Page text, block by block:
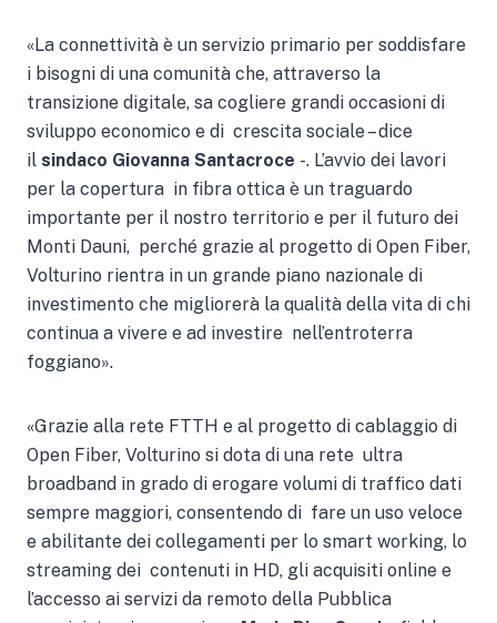
«La connettività è un servizio primario per soddisfare
i bisogni di una comunità che, attraverso la
transizione digitale, sa cogliere grandi occasioni di
sviluppo economico e di crescita sociale – dice
il sindaco Giovanna Santacroce -. L’avvio dei lavori
per la copertura in fibra ottica è un traguardo
importante per il nostro territorio e per il futuro dei
Monti Dauni, perché grazie al progetto di Open Fiber,
Volturino rientra in un grande piano nazionale di
investimento che migliorerà la qualità della vita di chi
continua a vivere e ad investire nell’entroterra
foggiano».
«Grazie alla rete FTTH e al progetto di cablaggio di
Open Fiber, Volturino si dota di una rete ultra
broadband in grado di erogare volumi di traffico dati
sempre maggiori, consentendo di fare un uso veloce
e abilitante dei collegamenti per lo smart working, lo
streaming dei contenuti in HD, gli acquisiti online e
l’accesso ai servizi da remoto della Pubblica